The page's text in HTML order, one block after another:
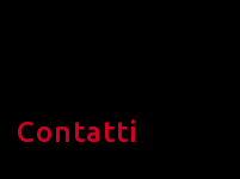
Contatti